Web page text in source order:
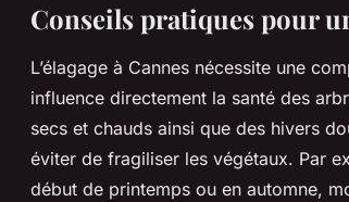
Conseils pratiques pour
L’élagage à Cannes nécessite une
influence directement la santé des
secs et chauds ainsi que des hivers
éviter de fragiliser les végétaux. Par
début de printemps ou en automne,